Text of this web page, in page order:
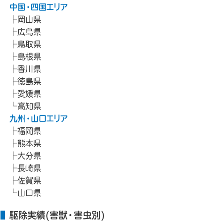
中国・四国エリア
岡山県
広島県
鳥取県
島根県
香川県
徳島県
愛媛県
高知県
九州・山口エリア
福岡県
熊本県
大分県
長崎県
佐賀県
山口県
駆除実績(害獣・害虫別)